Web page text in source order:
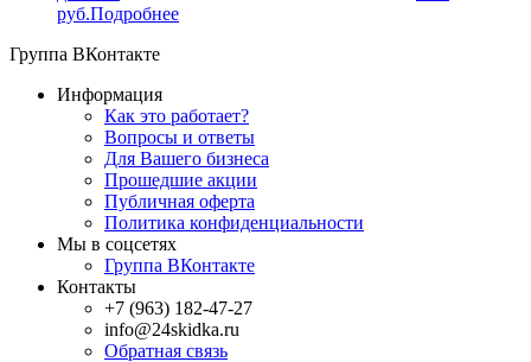
руб.Подробнее
Группа ВКонтакте
Информация
Как это работает?
Вопросы и ответы
Для Вашего бизнеса
Прошедшие акции
Публичная оферта
Политика конфиденциальности
Мы в соцсетях
Группа ВКонтакте
Контакты
+7 (963) 182-47-27
info@24skidka.ru
Обратная связь